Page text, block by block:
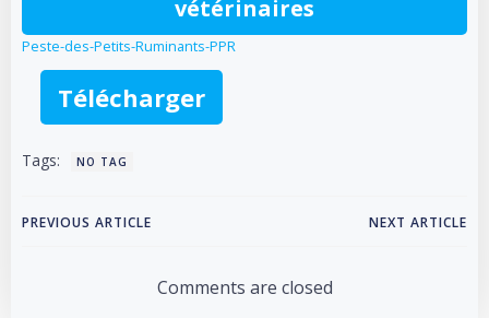
vétérinaires
Peste-des-Petits-Ruminants-PPR
Télécharger
Tags: NO TAG
Post
navigation
PREVIOUS ARTICLE
navigation
NEXT ARTICLE
Comments are closed